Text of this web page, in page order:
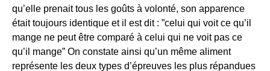
qu’elle prenait tous les goûts à volonté, son apparence
était toujours identique et il est dit : ”celui qui voit ce qu’il
mange ne peut être comparé à celui qui ne voit pas ce
qu’il mange” On constate ainsi qu’un même aliment
représente les deux types d’épreuves les plus répandues